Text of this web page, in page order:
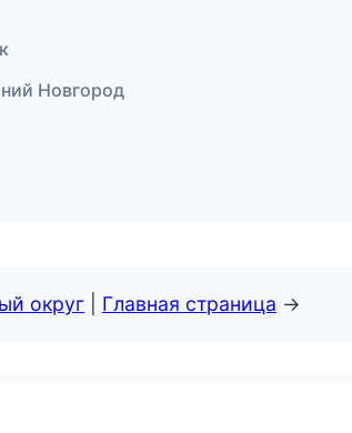
Новгород
округ Главная страница →